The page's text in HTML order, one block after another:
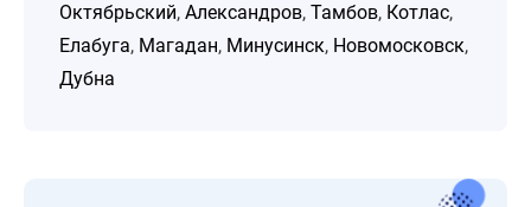
Октябрьский, Александров, Тамбов, Котлас,
Елабуга, Магадан, Минусинск, Новомосковск,
Дубна